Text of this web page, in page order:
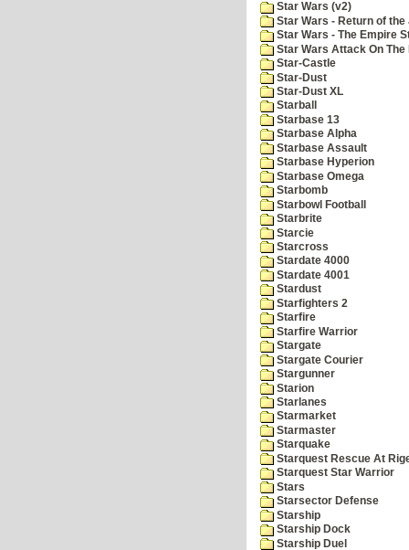
Star Wars (v2)
Star Wars - Return of
Star Wars - The Empire
Star Wars Attack On The
Star-Castle
Star-Dust
Star-Dust XL
Starball
Starbase 13
Starbase Alpha
Starbase Assault
Starbase Hyperion
Starbase Omega
Starbomb
Starbowl Football
Starbrite
Starcie
Starcross
Stardate 4000
Stardate 4001
Stardust
Starfighters 2
Starfire
Starfire Warrior
Stargate
Stargate Courier
Stargunner
Starion
Starlanes
Starmarket
Starmaster
Starquake
Starquest Rescue At
Starquest Star Warrior
Stars
Starsector Defense
Starship
Starship Dock
Starship Duel